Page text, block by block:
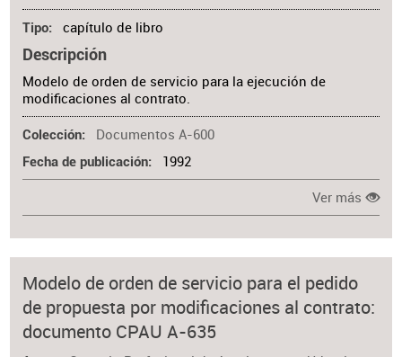
Tipo capítulo de libro
Descripción
Modelo de orden de servicio para la ejecución de
modificaciones al contrato.
Colección Documentos A-600
Fecha de publicación 1992
Ver más
Modelo de orden de servicio para el pedido
de propuesta por modificaciones al contrato:
documento CPAU A-635